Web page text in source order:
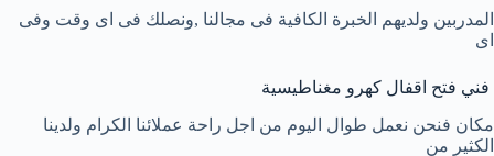
المدربين ولديهم الخبرة الكافية فى مجالنا ,ونصلك فى اى وقت وفى
اى
فني فتح اقفال كهرو مغناطيسية
مكان فنحن نعمل طوال اليوم من اجل راحة عملائنا الكرام ولدينا
الكثير من